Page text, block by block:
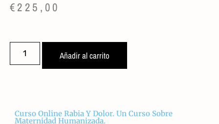
€225,00
Añadir al carrito
Curso Online Rabia Y Dolor. Un Curso Sobre
Maternidad Humanizada.